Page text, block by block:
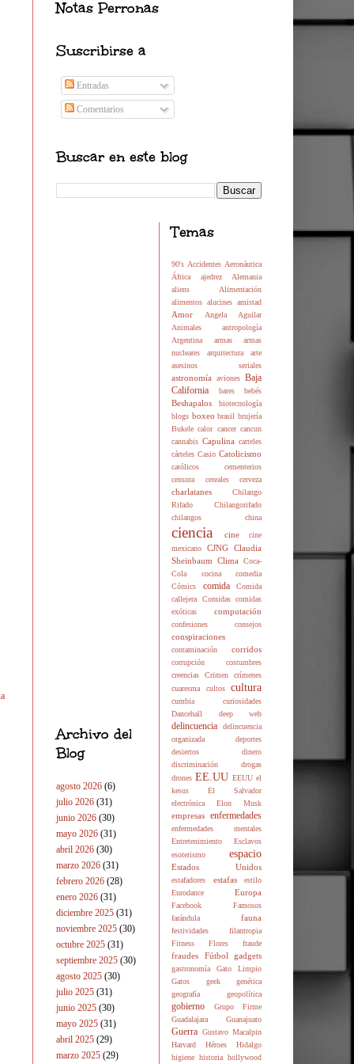
Notas Perronas
Suscribirse a
Entradas
Comentarios
Buscar en este blog
Archivo del
Blog
agosto 2026 (6)
julio 2026 (31)
junio 2026 (30)
mayo 2026 (31)
abril 2026 (30)
marzo 2026 (31)
febrero 2026 (28)
enero 2026 (31)
diciembre 2025 (31)
noviembre 2025 (30)
octubre 2025 (31)
septiembre 2025 (30)
agosto 2025 (30)
julio 2025 (31)
junio 2025 (30)
mayo 2025 (31)
abril 2025 (29)
marzo 2025 (29)
Temas
90's Accidentes Aeronáutica
África
ajedrez
Alemania
aliens
Alimentación
alimentos alucines amistad
Amor
Angela Aguilar
Animales
antropología
Argentina
armas
armas
nucleares
arquitectura
arte
asesinos seriales
astronomía aviones Baja
California
bares bebés
Beshapalos
biotecnología
blogs boxeo brasil brujería
Bukele calor cancer cancun
cannabis Capulina carteles
cárteles Casio Catolicismo
católicos
cementerios
censura
cereales cerveza
charlatanes
Chilango
Rifado
Chilangorifado
chilangos
china
ciencia cine
cine
mexicano
CJNG Claudia
Sheinbaum Clima
Coca-
Cola
cocina
comedia
Cómics
comida
Comida
callejera
Comidas comidas
exóticas
computación
confesiones consejos
conspiraciones
contaminación corridos
corrupción
costumbres
creencias
Crimen
crímenes
cuaresma
cultos cultura
cumbia
curiosidades
Dancehall
deep web
delincuencia
delincuencia
organizada
deportes
desiertos
dinero
discriminación
drogas
drones EE.UU EEUU el
kesus
El Salvador
electrónica
Elon Musk
empresas enfermedades
enfermedades mentales
Entretenimiento
Esclavos
esoterismo
espacio
Estados Unidos
estafadores estafas
estilo
Eurodance
Europa
Facebook
Famosos
farándula
fauna
festividades
filantropia
Fitness
Flores fraude
fraudes Fútbol gadgets
gastronomía
Gato Limpio
Gatos
geek
genética
geografía
geopolítica
gobierno
Grupo Firme
Guadalajara
Guanajuato
Guerra Gustavo Macalpin
Harvard
Héroes
Hidalgo
higiene historia hollywood